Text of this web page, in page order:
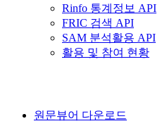
Rinfo 통계정보 API
FRIC 검색 API
SAM 분석활용 API
활용 및 참여 현황
원문뷰어 다운로드